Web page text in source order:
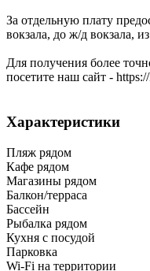
За отдельную плату
вокзала, до ж/д вокзала,
Для получения более
посетите наш сайт -
Характеристики
Пляж рядом
Кафе рядом
Магазины рядом
Балкон/терраса
Бассейн
Рыбалка рядом
Кухня с посудой
Парковка
Wi-Fi на территории